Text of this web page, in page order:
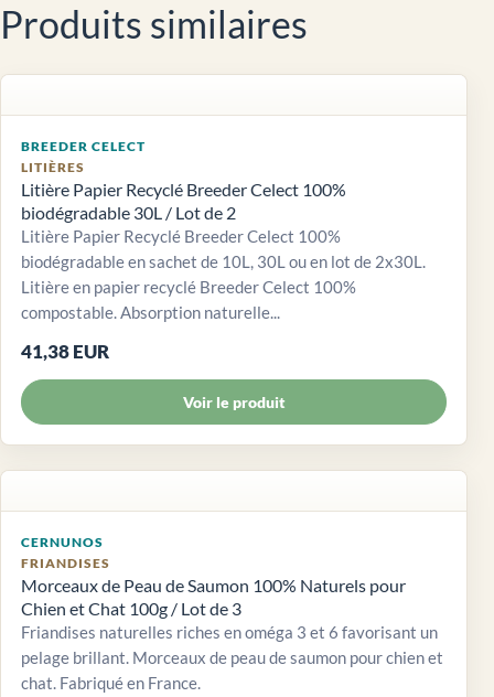
Produits similaires
BREEDER CELECT
LITIÈRES
Litière Papier Recyclé Breeder Celect 100%
biodégradable 30L / Lot de 2
Litière Papier Recyclé Breeder Celect 100%
biodégradable en sachet de 10L, 30L ou en lot de 2x30L.
Litière en papier recyclé Breeder Celect 100%
compostable. Absorption naturelle...
41,38 EUR
Voir le produit
CERNUNOS
FRIANDISES
Morceaux de Peau de Saumon 100% Naturels pour
Chien et Chat 100g / Lot de 3
Friandises naturelles riches en oméga 3 et 6 favorisant un
pelage brillant. Morceaux de peau de saumon pour chien et
chat. Fabriqué en France.